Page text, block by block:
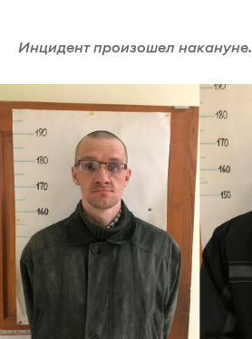
Инцидент произошел накануне.